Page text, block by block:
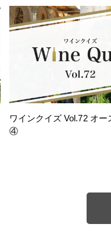
ワインクイズ Vol.72 オー
④